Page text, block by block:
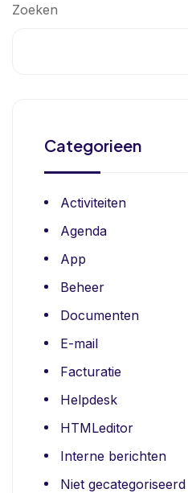
Zoeken
Categorieen
Activiteiten
Agenda
App
Beheer
Documenten
E-mail
Facturatie
Helpdesk
HTMLeditor
Interne berichten
Niet gecategoriseerd